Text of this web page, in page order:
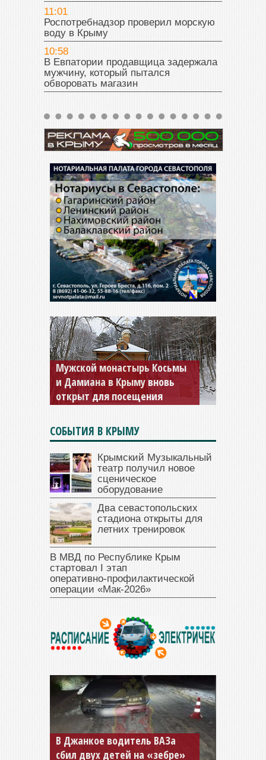
11:01
Роспотребнадзор проверил морскую
воду в Крыму
10:58
В Евпатории продавщица задержала
мужчину, который пытался
обворовать магазин
Мужской монастырь Косьмы
и Дамиана в Крыму вновь
открыт для посещения
СОБЫТИЯ В КРЫМУ
Крымский Музыкальный
театр получил новое
сценическое
оборудование
Два севастопольских
стадиона открыты для
летних тренировок
В МВД по Республике Крым
стартовал I этап
оперативно‑профилактической
операции «Мак‑2026»
В Джанкое водитель ВАЗа
сбил двух детей на «зебре»